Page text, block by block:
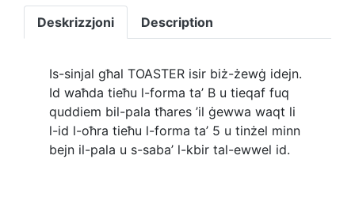
Deskrizzjoni Description
Is-sinjal għal TOASTER isir biż-żewġ idejn.
Id waħda tieħu l-forma ta’ B u tieqaf fuq
quddiem bil-pala tħares ’il ġewwa waqt li
l-id l-oħra tieħu l-forma ta’ 5 u tinżel minn
bejn il-pala u s-saba’ l-kbir tal-ewwel id.